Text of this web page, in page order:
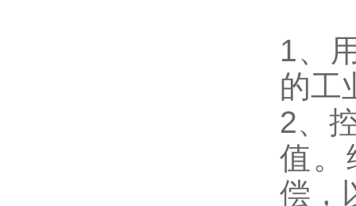
1、
的工
2、
值。
偿，